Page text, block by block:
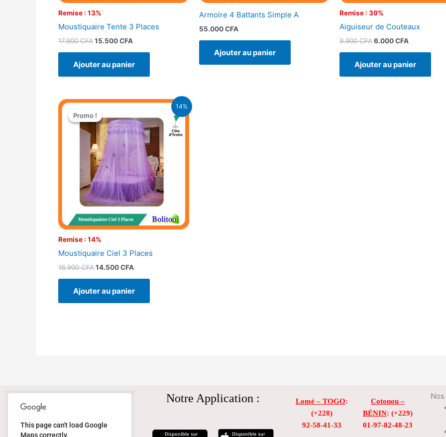
Remise : 13%
Moustiquaire Tente 3 Places
17.900CFA15.500CFA
Ajouter au panier
Armoire 4 Battants Simple A
55.000CFA
Ajouter au panier
Remise : 39%
Aiguiseur de Couteaux
9.900CFA6.000CFA
Ajouter au panier
14%
Promo !
Remise : 14%
Promo !
Moustiquaire Ciel 3 Places
16.900CFA
Le
initial
était :
16.900 CFA.
14.500CFA
Le
actuel
est :
14.500 CFA.
Ajouter au panier
This page can't load Google
Maps correctly.
Notre Application : Lomé – TOGO:
(+228)
92-58-41-33
Cotonou –
BÉNIN: (+229)
01-97-82-48-23